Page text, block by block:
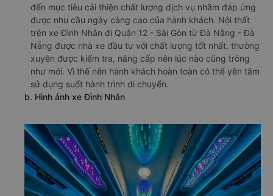
đến mục tiêu cải thiện chất lượng dịch vụ nhằm đáp ứng
được nhu cầu ngày càng cao của hành khách. Nội thất
trên xe Đình Nhân đi Quận 12 - Sài Gòn từ Đà Nẵng - Đà
Nẵng được nhà xe đầu tư với chất lượng tốt nhất, thường
xuyên được kiểm tra, nâng cấp nên lúc nào cũng trông
như mới. Vì thế nên hành khách hoàn toàn có thể yên tâm
sử dụng suốt hành trình di chuyển.
b. Hình ảnh xe Đình Nhân